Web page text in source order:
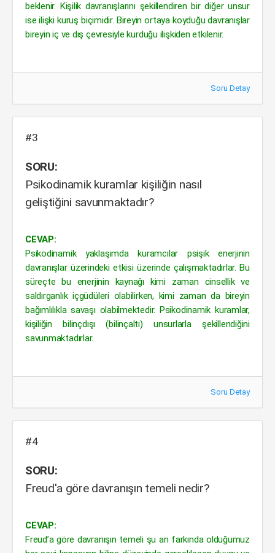
beklenir. Kişilik davranışlarını şekillendiren bir diğer unsur
ise ilişki kuruş biçimidir. Bireyin ortaya koyduğu davranışlar
bireyin iç ve dış çevresiyle kurduğu ilişkiden etkilenir.
Soru Detay
#3
SORU:
Psikodinamik kuramlar kişiliğin nasıl
geliştiğini savunmaktadır?
CEVAP:
Psikodinamik yaklaşımda kuramcılar psişik enerjinin
davranışlar üzerindeki etkisi üzerinde çalışmaktadırlar. Bu
süreçte bu enerjinin kaynağı kimi zaman cinsellik ve
saldırganlık içgüdüleri olabilirken, kimi zaman da bireyin
bağımlılıkla savaşı olabilmektedir. Psikodinamik kuramlar,
kişiliğin bilinçdışı (bilinçaltı) unsurlarla şekillendiğini
savunmaktadırlar.
Soru Detay
#4
SORU:
Freud'a göre davranışın temeli nedir?
CEVAP:
Freud’a göre davranışın temeli şu an farkında olduğumuz